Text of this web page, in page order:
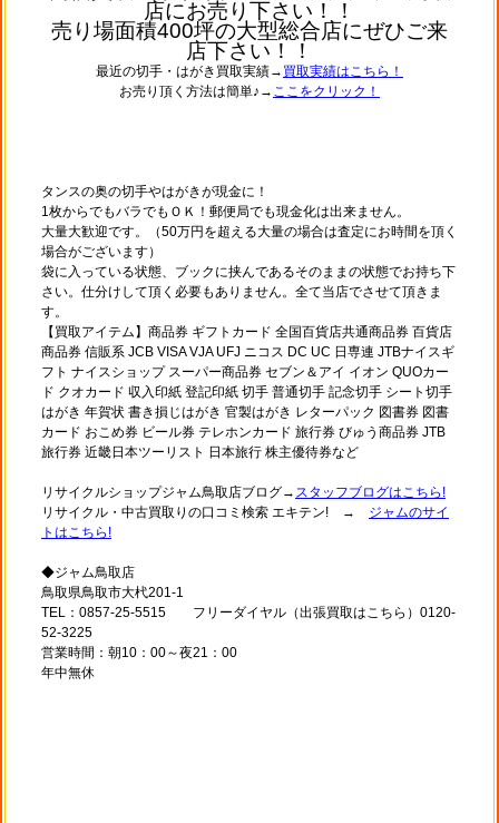
店にお売り下さい！！
売り場面積400坪の大型総合店にぜひご来
店下さい！！
最近の切手・はがき買取実績→ 買取実績はこちら！
お売り頂く方法は簡単♪→ ここをクリック！
タンスの奥の切手やはがきが現金に！
1枚からでもバラでもＯＫ！郵便局でも現金化は出来ません。
大量大歓迎です。（50万円を超える大量の場合は査定にお時間を頂く
場合がございます）
袋に入っている状態、ブックに挟んであるそのままの状態でお持ち下
さい。仕分けして頂く必要もありません。全て当店でさせて頂きま
す。
【買取アイテム】商品券 ギフトカード 全国百貨店共通商品券 百貨店
商品券 信販系 JCB VISA VJA UFJ ニコス DC UC 日専連 JTBナイスギ
フト ナイスショップ スーパー商品券 セブン＆アイ イオン QUOカー
ド クオカード 収入印紙 登記印紙 切手 普通切手 記念切手 シート切手
はがき 年賀状 書き損じはがき 官製はがき レターパック 図書券 図書
カード おこめ券 ビール券 テレホンカード 旅行券 びゅう商品券 JTB
旅行券 近畿日本ツーリスト 日本旅行 株主優待券など
リサイクルショップジャム鳥取店ブログ→ スタッフブログはこちら!
リサイクル・中古買取りの口コミ検索 エキテン! → ジャムのサイ
トはこちら!
◆ジャム鳥取店
鳥取県鳥取市大杙201-1
TEL：0857-25-5515 フリーダイヤル（出張買取はこちら）0120-
52-3225
営業時間：朝10：00～夜21：00
年中無休